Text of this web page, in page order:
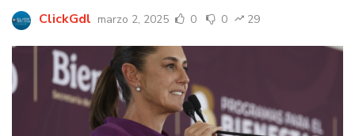
ClickGdl marzo 2, 2025 0 0 29